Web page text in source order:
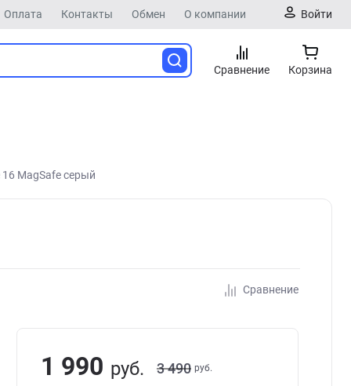
Оплата Контакты Обмен О компании Войти
Сравнение Корзина
16 MagSafe серый
Сравнение
1 990 руб. 3 490 руб.